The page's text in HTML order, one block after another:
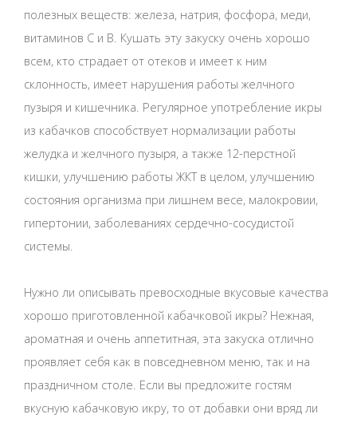
полезных веществ: железа, натрия, фосфора, меди,
витаминов С и В. Кушать эту закуску очень хорошо
всем, кто страдает от отеков и имеет к ним
склонность, имеет нарушения работы желчного
пузыря и кишечника. Регулярное употребление икры
из кабачков способствует нормализации работы
желудка и желчного пузыря, а также 12-перстной
кишки, улучшению работы ЖКТ в целом, улучшению
состояния организма при лишнем весе, малокровии,
гипертонии, заболеваниях сердечно-сосудистой
системы.
Нужно ли описывать превосходные вкусовые качества
хорошо приготовленной кабачковой икры? Нежная,
ароматная и очень аппетитная, эта закуска отлично
проявляет себя как в повседневном меню, так и на
праздничном столе. Если вы предложите гостям
вкусную кабачковую икру, то от добавки они вряд ли